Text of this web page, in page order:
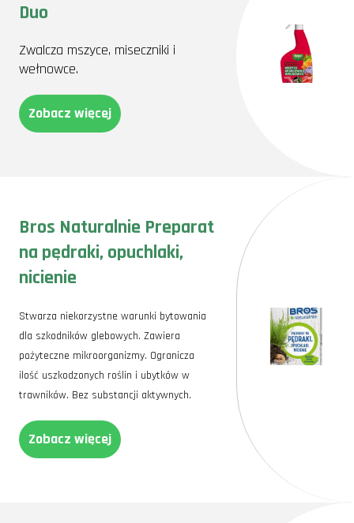
Duo
Zwalcza mszyce, miseczniki i
wełnowce.
Zobacz więcej
Bros Naturalnie Preparat
na pędraki, opuchlaki,
nicienie
Stwarza niekorzystne warunki bytowania
dla szkodników glebowych. Zawiera
pożyteczne mikroorganizmy. Ogranicza
ilość uszkodzonych roślin i ubytków w
trawników. Bez substancji aktywnych.
Zobacz więcej